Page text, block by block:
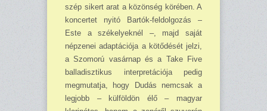
szép sikert arat a közönség körében. A
koncertet nyitó Bartók-feldolgozás –
Este a székelyeknél –, majd saját
népzenei adaptációja a kötődését jelzi,
a Szomorú vasárnap és a Take Five
balladisztikus interpretációja pedig
megmutatja, hogy Dudás nemcsak a
legjobb – külföldön élő – magyar